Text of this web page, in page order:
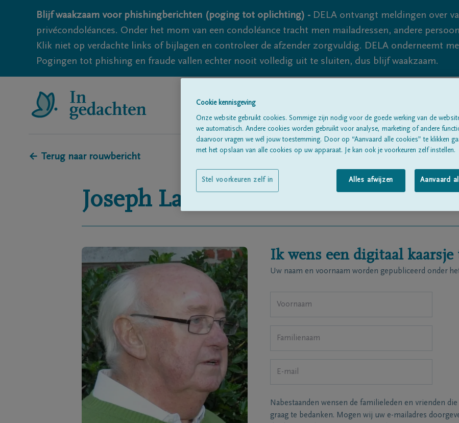
Blijf waakzaam voor phishingberichten (poging tot oplichting) - DELA ontvangt meldingen over
privécondoléances. Onder het mom van een condoléance tracht men mailadressen, andere
Klik niet op verdachte links of bijlagen en controleer de afzender zorgvuldig. DELA onderneemt
Pogingen tot phishing en fraude vallen echter nooit volledig uit te sluiten, dus blijf waakzaam.
← Terug naar rouwbericht
Joseph Lauwens
Ik wens een digitaal kaarsje
Uw naam en voornaam worden gepubliceerd onder
Nabestaanden wensen de familieleden en vrienden
graag te bedanken. Mogen wij uw e-mailadres
Cookie kennisgeving
Onze website gebruikt cookies. Sommige zijn nodig voor de goede werking van de
we automatisch. Andere cookies worden gebruikt voor analyse, marketing of andere
daarvoor vragen we wél jouw toestemming. Door op “Aanvaard alle cookies” te klikken
met het opslaan van alle cookies op uw apparaat. Je kan ook je voorkeuren zelf instellen.
Alles afwijzen Aanvaard
Stel voorkeuren zelf in